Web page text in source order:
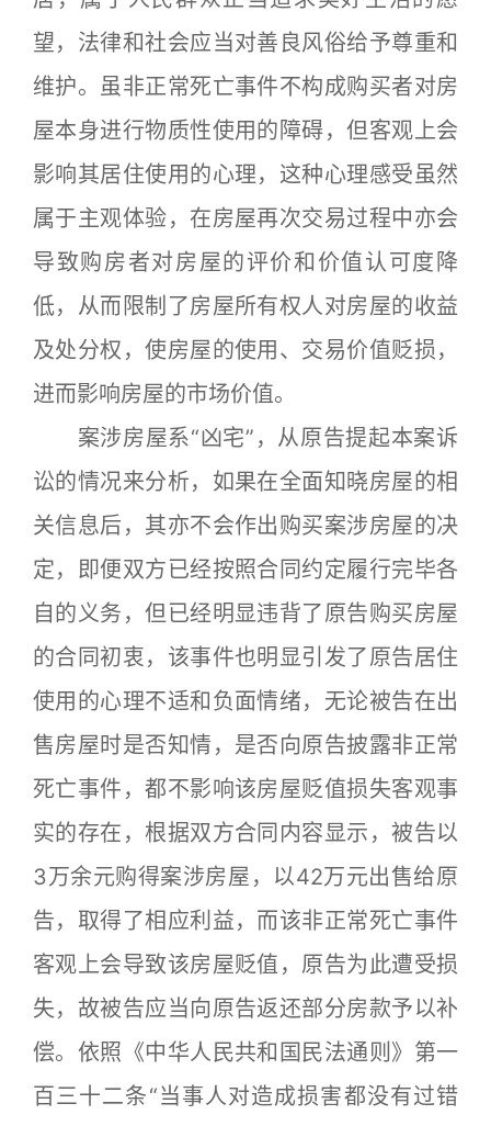
望，法律和社会应当对善良风俗给予尊重和
维护。虽非正常死亡事件不构成购买者对房
屋本身进行物质性使用的障碍，但客观上会
影响其居住使用的心理，这种心理感受虽然
属于主观体验，在房屋再次交易过程中亦会
导致购房者对房屋的评价和价值认可度降
低，从而限制了房屋所有权人对房屋的收益
及处分权，使房屋的使用、交易价值贬损，
进而影响房屋的市场价值。
案涉房屋系“凶宅”，从原告提起本案诉
讼的情况来分析，如果在全面知晓房屋的相
关信息后，其亦不会作出购买案涉房屋的决
定，即便双方已经按照合同约定履行完毕各
自的义务，但已经明显违背了原告购买房屋
的合同初衷，该事件也明显引发了原告居住
使用的心理不适和负面情绪，无论被告在出
售房屋时是否知情，是否向原告披露非正常
死亡事件，都不影响该房屋贬值损失客观事
实的存在，根据双方合同内容显示，被告以
3万余元购得案涉房屋，以42万元出售给原
告，取得了相应利益，而该非正常死亡事件
客观上会导致该房屋贬值，原告为此遭受损
失，故被告应当向原告返还部分房款予以补
偿。依照《中华人民共和国民法通则》第一
百三十二条“当事人对造成损害都没有过错